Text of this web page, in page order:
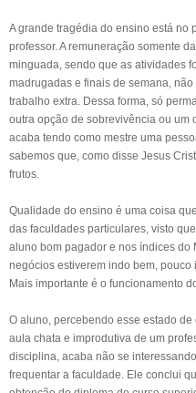
A grande tragédia do ensino está no
professor. A remuneração somente
minguada, sendo que as atividades
madrugadas e finais de semana,
trabalho extra. Dessa forma, só
outra opção de sobrevivência ou um
acaba tendo como mestre uma
sabemos que, como disse Jesus
frutos.
Qualidade do ensino é uma coisa
das faculdades particulares, visto
aluno bom pagador e nos índices do
negócios estiverem indo bem, pouco
Mais importante é o funcionamento
O aluno, percebendo esse estado
aula chata e improdutiva de um
disciplina, acaba não se
frequentar a faculdade. Ele conclui